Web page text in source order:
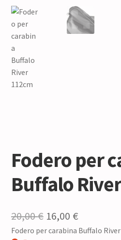
Fodero per
Buffalo
20,00€ Il
prezzo
16,00 €Il
prezzo
Fodero per carabina Buffalo